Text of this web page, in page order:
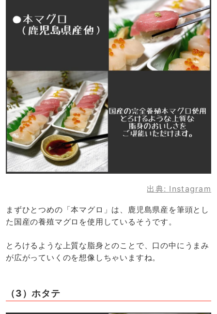
出典: Instagram
まずひとつめの「本マグロ」は、鹿児島県産を筆頭とし
た国産の養殖マグロを使用しているそうです。
とろけるような上質な脂身とのことで、口の中にうまみ
が広がっていくのを想像しちゃいますね。
（3）ホタテ